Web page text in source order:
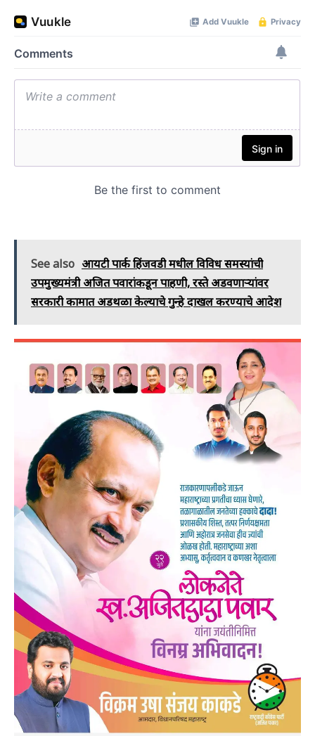
See also आयटी पार्क हिंजवडी मधील विविध समस्यांची
उपमुख्यमंत्री अजित पवारांकडून पाहणी, रस्ते अडवणाऱ्यांवर
सरकारी कामात अडथळा केल्याचे गुन्हे दाखल करण्याचे आदेश